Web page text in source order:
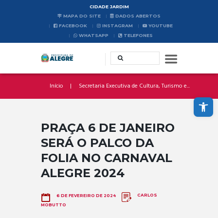
Abrir a barra de ferramentas
CIDADE JARDIM
MAPA DO SITE
DADOS ABERTOS
FACEBOOK
INSTAGRAM
YOUTUBE
WHATSAPP
TELEFONES
Início Secretaria Executiva de Cultura, Turismo e...
PRAÇA 6 DE JANEIRO
SERÁ O PALCO DA
FOLIA NO CARNAVAL
ALEGRE 2024
6 DE FEVEREIRO DE 2024
CARLOS
MOBUTTO